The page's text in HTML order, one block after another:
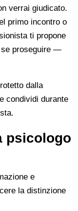
verrai giudicato.
primo incontro o
ti propone
se proseguire —
dalla
condividi durante
psicologo
e
la distinzione